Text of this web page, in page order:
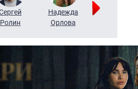
Ролин
Надежда
Орлова